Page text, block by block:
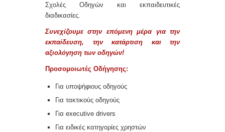
Σχολές Οδηγών και εκπαιδευτικές
διαδικασίες.
Συνεχίζουμε στην επόμενη μέρα για την
εκπαίδευση, την κατάρτιση και την
αξιολόγηση των οδηγών!
Προσομοιωτές Οδήγησης:
Για υποψήφιους οδηγούς
Για τακτικούς οδηγούς
Για executive drivers
Για ειδικές κατηγορίες χρηστών